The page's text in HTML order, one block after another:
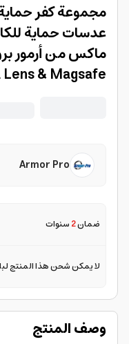
مجموعة كفر
& Magsafe
Armor Pro
ضمان2سنوات
لا يمكن شحن هذا المنتج
وصف المنتج